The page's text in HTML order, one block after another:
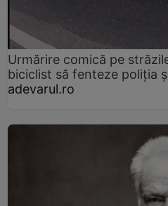
Urmărire comică pe
biciclist să fenteze poliția
adevarul.ro